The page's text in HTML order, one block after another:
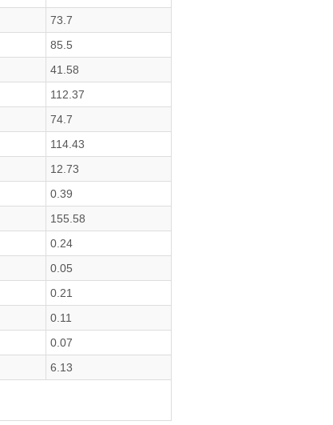
73.7
85.5
41.58
112.37
74.7
114.43
12.73
0.39
155.58
0.24
0.05
0.21
0.11
0.07
6.13